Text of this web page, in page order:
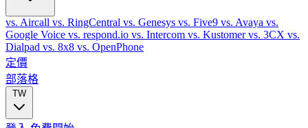
vs. Aircall vs. RingCentral vs. Genesys vs. Five9 vs. Avaya vs.
Google Voice vs. respond.io vs. Intercom vs. Kustomervs. 3CX vs.
Dialpad vs. 8x8 vs. OpenPhone
定價
部落格
TW